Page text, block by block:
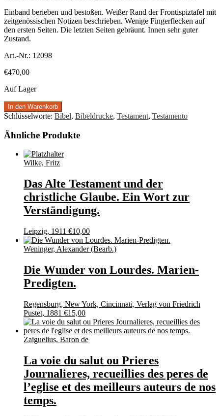
Einband berieben und bestoßen. Weißer Rand der Frontispiztafel mit
zeitgenössischen Notizen beschrieben. Wenige Fingerflecken auf
den ersten Seiten. Die letzten Seiten gebräunt. Innen sehr guter
Zustand.
Art.-Nr.: 12098
€470,00
Auf Lager
In den Warenkorb
Schlüsselworte: Bibel, Bibeldrucke, Testament, Testamento
Ähnliche Produkte
Wilke, Fritz
Das Alte Testament und der
christliche Glaube. Ein Wort zur
Verständigung.
Leipzig, 1911 €10,00
Weninger, Alexander (Bearb.)
Die Wunder von Lourdes. Marien-
Predigten.
Regensburg, New York, Cincinnati, Verlag von Friedrich
Pustet, 1881 €15,00
Zaiguelius, Baron de
La voie du salut ou Prieres
Journalieres, recueillies des peres de
l’eglise et des meilleurs auteurs de nos
temps.